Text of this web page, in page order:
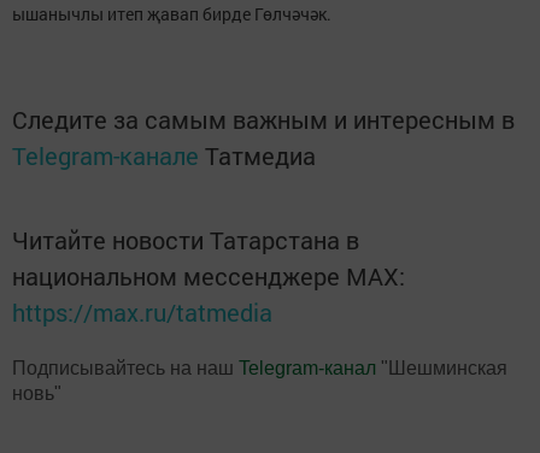
ышанычлы итеп җавап бирде Гөлчәчәк.
Следите за самым важным и интересным в
Telegram-канале Татмедиа
Читайте новости Татарстана в
национальном мессенджере MАХ:
https://max.ru/tatmedia
Подписывайтесь на наш Telegram-канал "Шешминская
новь"